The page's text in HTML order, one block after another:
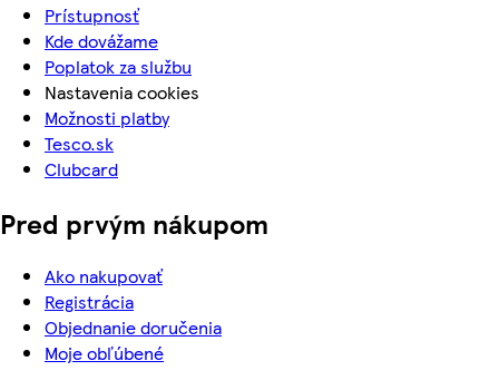
Prístupnosť
Kde dovážame
Poplatok za službu
Nastavenia cookies
Možnosti platby
Tesco.sk
Clubcard
Pred prvým nákupom
Ako nakupovať
Registrácia
Objednanie doručenia
Moje obľúbené